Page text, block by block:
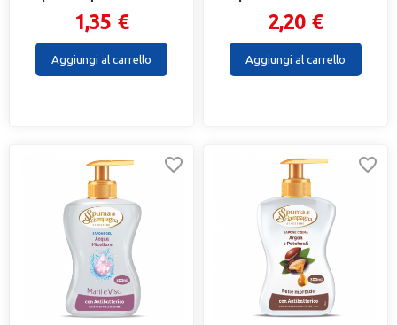
1,35 €
Aggiungi al carrello
2,20 €
Aggiungi al carrello